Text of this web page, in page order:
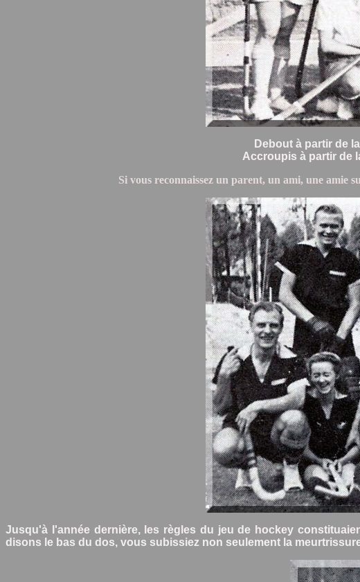
Debout à partir de
Accroupis à partir de
Si vous reconnaissez un parent, un ami, une amie
Jusqu'à l'année dernière, les règles du jeu de hockey
disons le bas du dos, vous subissiez non seulement la